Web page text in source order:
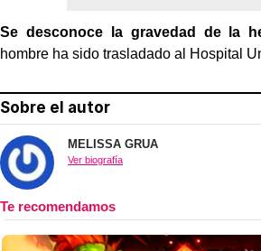
Se desconoce la gravedad de la
hombre ha sido trasladado al Hospital
Sobre el autor
MELISSA GRUA
Ver biografía